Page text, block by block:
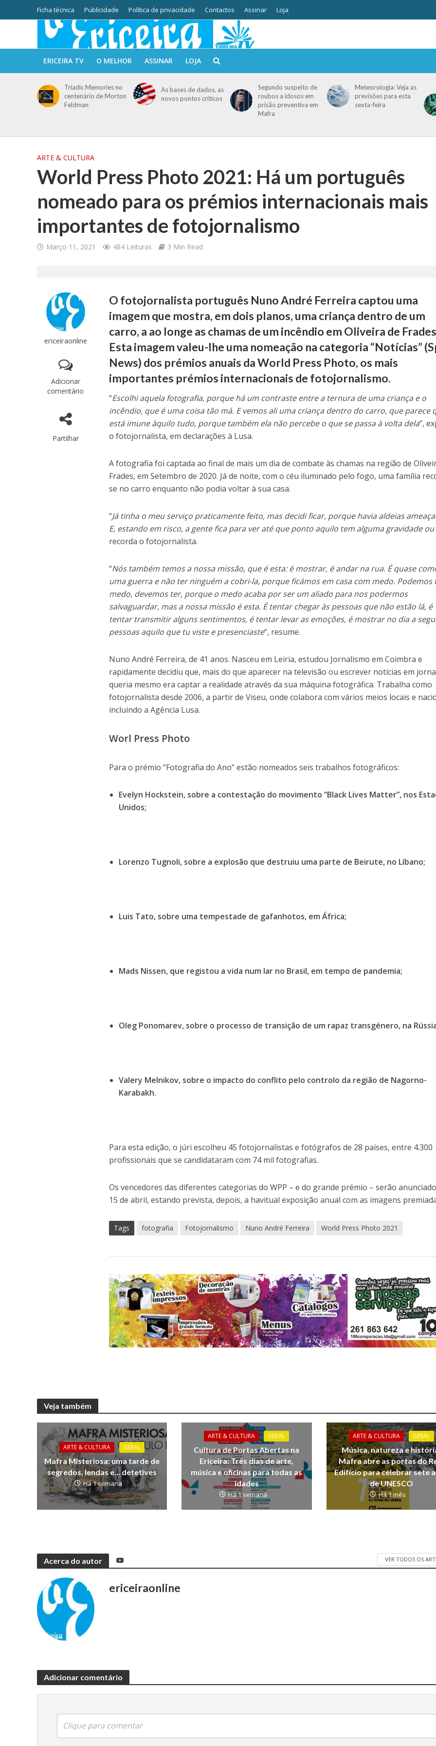
Ficha técnica Publicidade Política de privacidade Contactos Assinar Loja
ERICEIRA TV O MELHOR ASSINAR LOJA
Triadic Memories no
centenário de Morton
Feldman
As bases de dados, as
novos pontos críticos
Segundo suspeito de
roubos a idosos em
prisão preventiva em
Mafra
Meteorologia: Veja as
previsões para esta
sexta-feira
ARTE & CULTURA
World Press Photo 2021: Há um português
nomeado para os prémios internacionais mais
importantes de fotojornalismo
Março 11, 2021 484 Leituras 3 Min Read
ericeiraonline
Adicionar
comentário
Partilhar
O fotojornalista português Nuno André Ferreira captou uma
imagem que mostra, em dois planos, uma criança dentro de um
carro, a ao longe as chamas de um incêndio em Oliveira de
Esta imagem valeu-lhe uma nomeação na categoria “Notícias”
News) dos prémios anuais da World Press Photo, os mais
importantes prémios internacionais de fotojornalismo.
“Escolhi aquela fotografia, porque há um contraste entre a ternura de uma criança e o
incêndio, que é uma coisa tão má. E vemos ali uma criança dentro do carro, que parece
está imune àquilo tudo, porque também ela não percebe o que se passa à volta dela”,
o fotojornalista, em declarações à Lusa.
A fotografia foi captada ao final de mais um dia de combate às chamas na região de
Frades, em Setembro de 2020. Já de noite, com o céu iluminado pelo fogo, uma família
se no carro enquanto não podia voltar à sua casa.
“Já tinha o meu serviço praticamente feito, mas decidi ficar, porque havia aldeias
E, estando em risco, a gente fica para ver até que ponto aquilo tem alguma gravidade
recorda o fotojornalista.
“Nós também temos a nossa missão, que é esta: é mostrar, é andar na rua. É quase
uma guerra e não ter ninguém a cobri-la, porque ficámos em casa com medo. Podemos
medo, devemos ter, porque o medo acaba por ser um aliado para nos podermos
salvaguardar, mas a nossa missão é esta. É tentar chegar às pessoas que não estão lá, é
tentar transmitir alguns sentimentos, é tentar levar as emoções, é mostrar no dia a
pessoas aquilo que tu viste e presenciaste“, resume.
Nuno André Ferreira, de 41 anos. Nasceu em Leiria, estudou Jornalismo em Coimbra e
rapidamente decidiu que, mais do que aparecer na televisão ou escrever notícias em
queria mesmo era captar a realidade através da sua máquina fotográfica. Trabalha como
fotojornalista desde 2006, a partir de Viseu, onde colabora com vários meios locais e
incluindo a Agência Lusa.
Worl Press Photo
Para o prémio “Fotografia do Ano” estão nomeados seis trabalhos fotográficos:
Evelyn Hockstein, sobre a contestação do movimento “Black Lives Matter”, nos
Unidos;
Lorenzo Tugnoli, sobre a explosão que destruiu uma parte de Beirute, no Líbano;
Luis Tato, sobre uma tempestade de gafanhotos, em África;
Mads Nissen, que registou a vida num lar no Brasil, em tempo de pandemia;
Oleg Ponomarev, sobre o processo de transição de um rapaz transgénero, na
Valery Melnikov, sobre o impacto do conflito pelo controlo da região de Nagorno-
Karabakh.
Para esta edição, o júri escolheu 45 fotojornalistas e fotógrafos de 28 países, entre 4.300
profissionais que se candidataram com 74 mil fotografias.
Os vencedores das diferentes categorias do WPP – e do grande prémio – serão
15 de abril, estando prevista, depois, a havitual exposição anual com as imagens
Tags fotografia Fotojornalismo Nuno André Ferreira World Press Photo 2021
Veja também
ARTE & CULTURA GERAL
Mafra Misteriosa: uma tarde de
segredos, lendas e… detetives
Há 1 semana
ARTE & CULTURA GERAL
Cultura de Portas Abertas na
Ericeira: Três dias de arte,
música e oficinas para todas as
idades
Há 1 semana
ARTE & CULTURA GERAL
Música, natureza e
Mafra abre as portas do
Edifício para celebrar sete
de UNESCO
Há 1 mês
Acerca do autor VER TODOS OS
ericeiraonline
Adicionar comentário
Clique para comentar